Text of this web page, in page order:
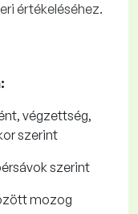
értékeléséhez.
végzettség,
szerint
szerint
mozog